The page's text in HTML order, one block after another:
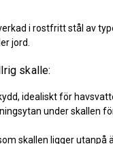
i rostfritt stål av
jord.
skalle:
idealiskt för
under skallen
skallen ligger utanpå